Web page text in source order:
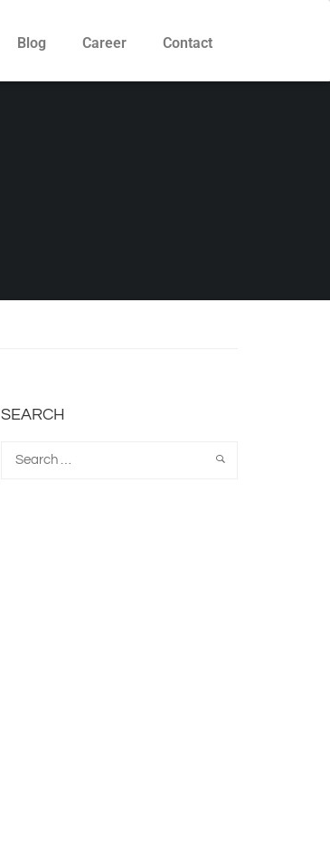
Blog Career Contact
SEARCH